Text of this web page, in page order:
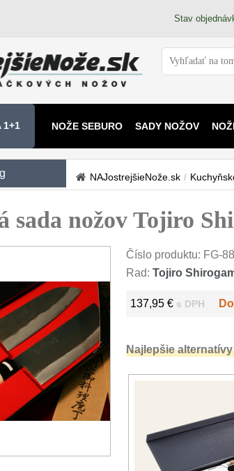
Stav
1+1 NOŽE SEBURO SADY NOŽOV
43
NAJostrejšieNože.sk /
sada nožov Tojiro
Číslo produktu: FG-88
Rad: Tojiro
137,95 € s DPH
Najlepšie